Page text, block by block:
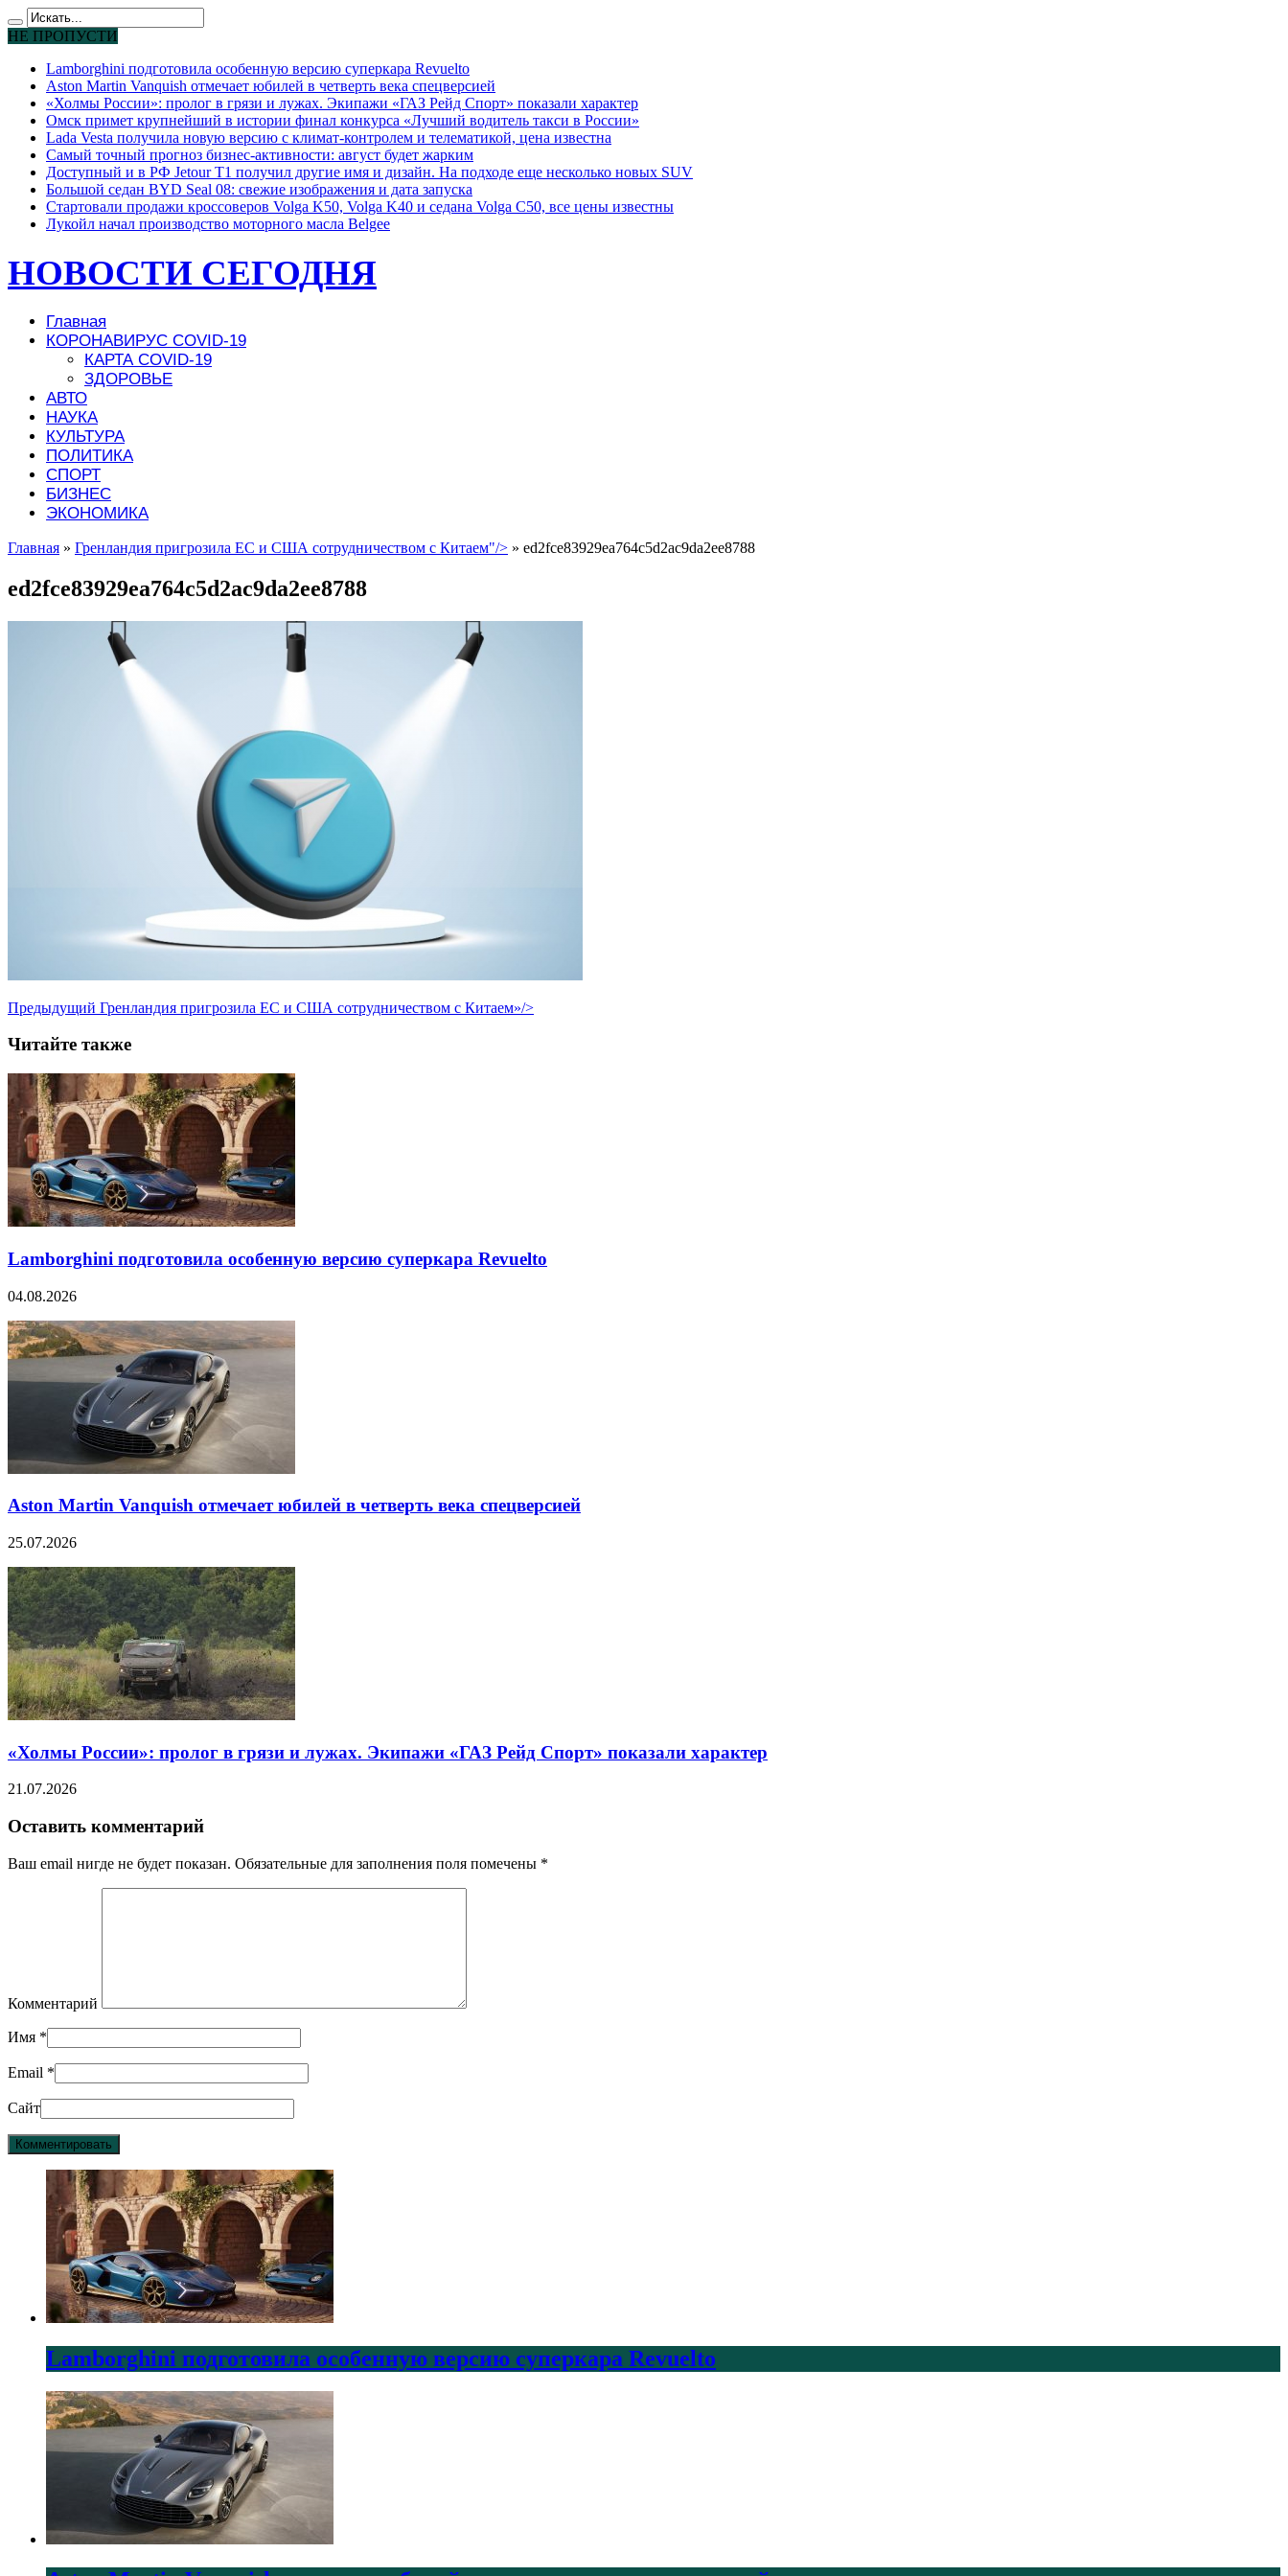
НЕ ПРОПУСТИ
Lamborghini подготовила особенную версию суперкара Revuelto
Aston Martin Vanquish отмечает юбилей в четверть века спецверсией
«Холмы России»: пролог в грязи и лужах. Экипажи «ГАЗ Рейд Спорт» показали характер
Омск примет крупнейший в истории финал конкурса «Лучший водитель такси в России»
Lada Vesta получила новую версию с климат-контролем и телематикой, цена известна
Самый точный прогноз бизнес-активности: август будет жарким
Доступный и в РФ Jetour T1 получил другие имя и дизайн. На подходе еще несколько новых SUV
Большой седан BYD Seal 08: свежие изображения и дата запуска
Стартовали продажи кроссоверов Volga K50, Volga K40 и седана Volga C50, все цены известны
Лукойл начал производство моторного масла Belgee
НОВОСТИ СЕГОДНЯ
Главная
КОРОНАВИРУС COVID-19
КАРТА COVID-19
ЗДОРОВЬЕ
АВТО
НАУКА
КУЛЬТУРА
ПОЛИТИКА
СПОРТ
БИЗНЕС
ЭКОНОМИКА
Главная » Гренландия пригрозила ЕС и США сотрудничеством с Китаем"/> » ed2fce83929ea764c5d2ac9da2ee8788
ed2fce83929ea764c5d2ac9da2ee8788
Предыдущий Гренландия пригрозила ЕС и США сотрудничеством с Китаем»/>
Читайте также
Lamborghini подготовила особенную версию суперкара Revuelto
04.08.2026
Aston Martin Vanquish отмечает юбилей в четверть века спецверсией
25.07.2026
«Холмы России»: пролог в грязи и лужах. Экипажи «ГАЗ Рейд Спорт» показали характер
21.07.2026
Оставить комментарий
Ваш email нигде не будет показан. Обязательные для заполнения поля помечены *
Комментарий
Имя *
Email *
Сайт
Lamborghini подготовила особенную версию суперкара Revuelto